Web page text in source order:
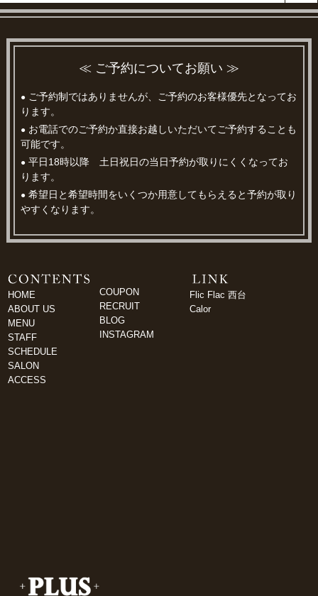
≪ ご予約についてお願い ≫
● ご予約制ではありませんが、ご予約のお客様優先となってお
ります。
● お電話でのご予約か直接お越しいただいてご予約することも
可能です。
● 平日18時以降 土日祝日の当日予約が取りにくくなってお
ります。
● 希望日と希望時間をいくつか用意してもらえると予約が取り
やすくなります。
HOME
ABOUT US
MENU
STAFF
SCHEDULE
SALON
ACCESS
COUPON
RECRUIT
BLOG
INSTAGRAM
Flic Flac 西台
Calor